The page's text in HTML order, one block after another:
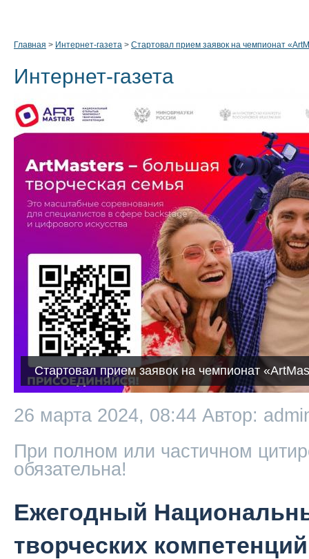
Главная > Интернет-газета > Стартовал прием заявок на чемпионат
Интернет-газета
Стартовал прием заявок на чемпионат
26 марта 2024, 08:44 Автор:
При полном или частичном
обязательна!
Ежегодный
творческих